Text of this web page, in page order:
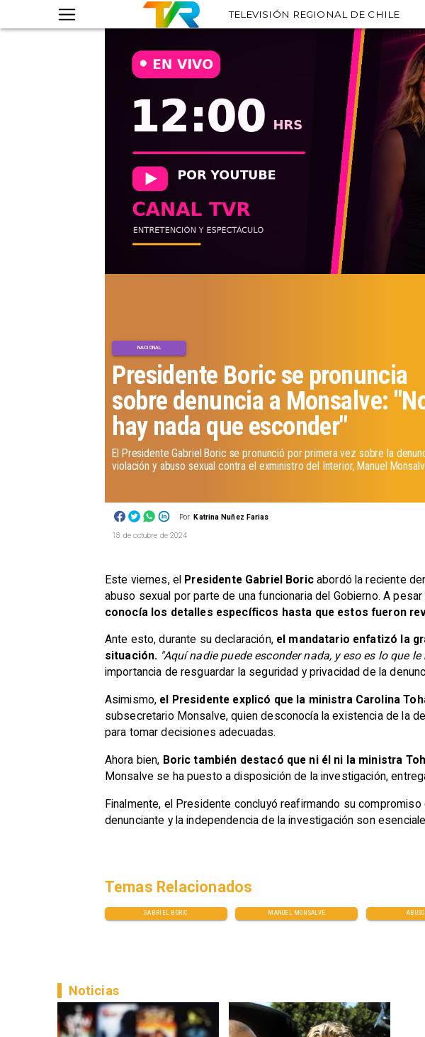
TELEVISIÓN REGIONAL DE CHILE
Por Katrina Nuñez Farias
Presidente Boric se pronuncia
sobre denuncia a Monsalve:
hay nada que esconder"
NACIONAL
​El Presidente Gabriel Boric se pronunció por primera vez sobre la
violación y abuso sexual contra el exministro del Interior, Manuel
18 de octubre de 2024
Este viernes, el Presidente Gabriel Boricabordó la reciente
abuso sexual por parte de una funcionaria del Gobierno. A
conocía los detalles específicos hasta que estos fueron
Ante esto, durante su declaración, el mandatario enfatizó la
situación. "Aquí nadie puede esconder nada, y eso es lo que
importancia de resguardar la seguridad y privacidad de la
Asimismo, el Presidente explicó que la ministra Carolina
subsecretario Monsalve, quien desconocía la existencia de la
para tomar decisiones adecuadas.
Ahora bien, Boric también destacó que ni él ni la ministra
Monsalve se ha puesto a disposición de la investigación,
Finalmente, el Presidente concluyó reafirmando su
denunciante y la independencia de la investigación son
GABRIEL BORIC MANUEL MONSALVE
Temas Relacionados
Noticias